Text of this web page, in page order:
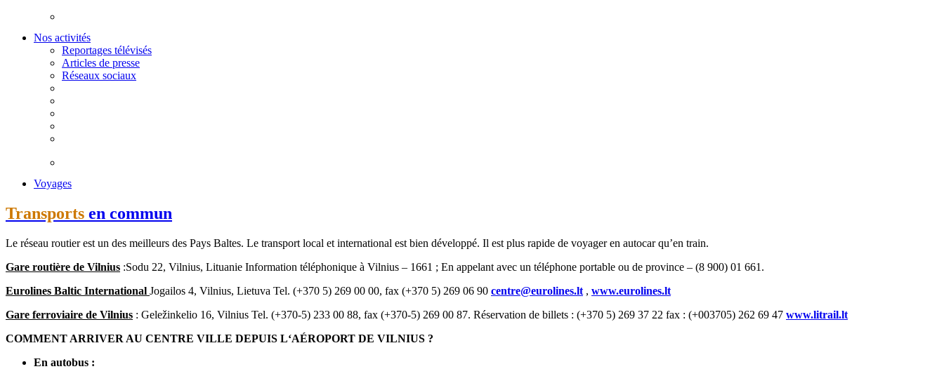
Nos activités
Reportages télévisés
Articles de presse
Réseaux sociaux
Voyages
Transports en commun
Le réseau routier est un des meilleurs des Pays Baltes. Le transport local et international est bien développé. Il est plus rapide de voyager en autocar qu’en train.
Gare routière de Vilnius :Sodu 22, Vilnius, Lituanie Information téléphonique à Vilnius – 1661 ; En appelant avec un téléphone portable ou de province – (8 900) 01 661.
Eurolines Baltic International Jogailos 4, Vilnius, Lietuva Tel. (+370 5) 269 00 00, fax (+370 5) 269 06 90 centre@eurolines.lt , www.eurolines.lt
Gare ferroviaire de Vilnius : Geležinkelio 16, Vilnius Tel. (+370-5) 233 00 88, fax (+370-5) 269 00 87. Réservation de billets : (+370 5) 269 37 22 fax : (+003705) 262 69 47 www.litrail.lt
COMMENT ARRIVER AU CENTRE VILLE DEPUIS L‘AÉROPORT DE VILNIUS ?
En autobus :